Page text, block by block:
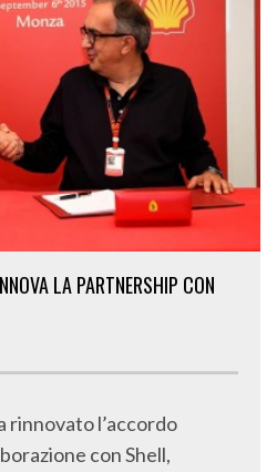
LA PARTNERSHIP CON
rinnovato l’accordo
con Shell,